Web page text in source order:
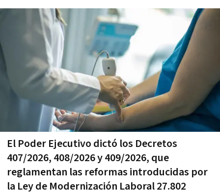
El Poder Ejecutivo dictó los Decretos
407/2026, 408/2026 y 409/2026, que
reglamentan las reformas introducidas por
la Ley de Modernización Laboral 27.802